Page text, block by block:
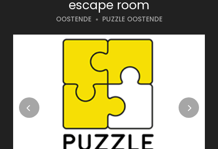
escape room
OOSTENDE PUZZLE OOSTENDE